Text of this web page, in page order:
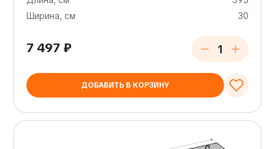
Ширина, см
30
7 497 ₽
ДОБАВИТЬ В КОРЗИНУ